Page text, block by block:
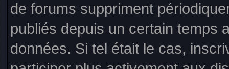
de forums suppriment
publiés depuis un certain temps
données. Si tel était le cas,